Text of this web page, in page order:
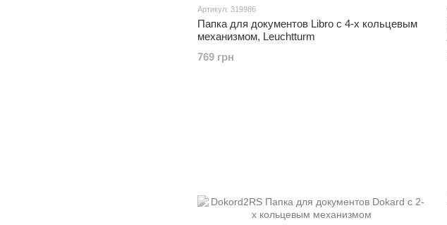
Артикул: 319986
Папка для документов Libro с 4-х кольцевым
механизмом, Leuchtturm
769 грн